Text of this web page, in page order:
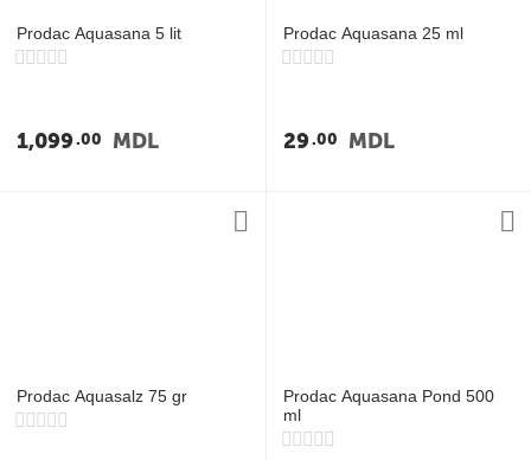
Prodac Aquasana 5 lit
1,099 00 MDL
Prodac Aquasana 25 ml
29 00 MDL
Prodac Aquasalz 75 gr
Prodac Aquasana Pond 500
ml